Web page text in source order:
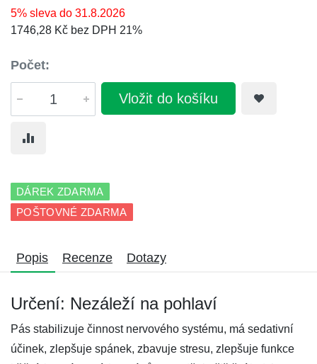
5% sleva do 31.8.2026
1746,28 Kč bez DPH 21%
Počet:
Vložit do košíku
DÁREK ZDARMA
POŠTOVNÉ ZDARMA
Popis Recenze Dotazy
Určení: Nezáleží na pohlaví
Pás stabilizuje činnost nervového systému, má sedativní
účinek, zlepšuje spánek, zbavuje stresu, zlepšuje funkce